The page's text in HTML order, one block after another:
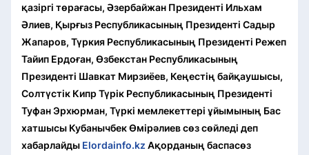
қазіргі төрағасы, Әзербайжан Президенті Ильхам
Әлиев, Қырғыз Республикасының Президенті Садыр
Жапаров, Түркия Республикасының Президенті Режеп
Тайип Ердоған, Өзбекстан Республикасының
Президенті Шавкат Мирзиёев, Кеңестің байқаушысы,
Солтүстік Кипр Түрік Республикасының Президенті
Туфан Эрхюрман, Түркі мемлекеттері ұйымының Бас
хатшысы Кубанычбек Өмірәлиев сөз сөйледі деп
хабарлайды Elordainfo.kz Ақорданың баспасөз